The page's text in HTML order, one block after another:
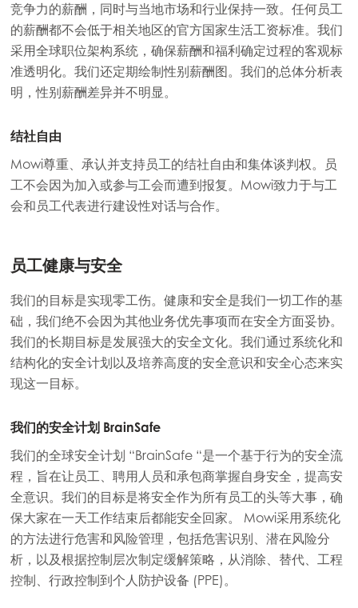
Asia
Mowi ChinaACTIVE
Mowi Japan
Mowi Taiwan
Europe
Mowi Belgium (NL)
Mowi Czechia (EN)
Mowi Faroe Islands
Mowi France
Mowi Ireland
Mowi Italy
Mowi Netherlands
Mowi Norway
Mowi Poland
Mowi Scotland
竞争力的薪酬，同时与当地市场和行业保持一致。任何员工
的薪酬都不会低于相关地区的官方国家生活工资标准。我们
采用全球职位架构系统，确保薪酬和福利确定过程的客观标
准透明化。我们还定期绘制性别薪酬图。我们的总体分析表
明，性别薪酬差异并不明显。
结社自由
Mowi尊重、承认并支持员工的结社自由和集体谈判权。员
工不会因为加入或参与工会而遭到报复。Mowi致力于与工
会和员工代表进行建设性对话与合作。
员工健康与安全
我们的目标是实现零工伤。健康和安全是我们一切工作的基
础，我们绝不会因为其他业务优先事项而在安全方面妥协。
我们的长期目标是发展强大的安全文化。我们通过系统化和
结构化的安全计划以及培养高度的安全意识和安全心态来实
现这一目标。
我们的安全计划 BrainSafe
我们的全球安全计划 “BrainSafe “是一个基于行为的安全流
程，旨在让员工、聘用人员和承包商掌握自身安全，提高安
全意识。我们的目标是将安全作为所有员工的头等大事，确
保大家在一天工作结束后都能安全回家。 Mowi采用系统化
的方法进行危害和风险管理，包括危害识别、潜在风险分
析，以及根据控制层次制定缓解策略，从消除、替代、工程
控制、行政控制到个人防护设备 (PPE)。